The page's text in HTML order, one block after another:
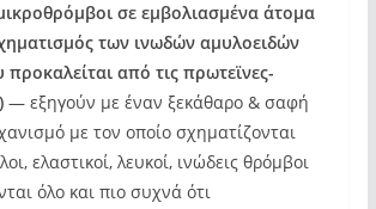
σε εμβολιασμένα άτομα
των ινωδών αμυλοειδών
από τις πρωτεϊνες-
— εξηγούν με έναν ξεκάθαρο & σαφή
με τον οποίο σχηματίζονται
ελαστικοί, λευκοί, ινώδεις θρόμβοι
όλο και πιο συχνά ότι